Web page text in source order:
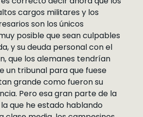
cargos militares y los
son los únicos
posible que sean culpables
y su deuda personal con el
que los alemanes tendrían
un tribunal para que fuese
grande como fueron su
Pero esa gran parte de la
que he estado hablando